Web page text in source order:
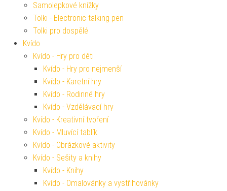
Samolepkové knížky
Tolki - Electronic talking pen
Tolki pro dospělé
Kvído
Kvído - Hry pro děti
Kvído - Hry pro nejmenší
Kvído - Karetní hry
Kvído - Rodinné hry
Kvído - Vzdělávací hry
Kvído - Kreativní tvoření
Kvído - Mluvící tablík
Kvído - Obrázkové aktivity
Kvído - Sešity a knihy
Kvído - Knihy
Kvído - Omalovánky a vystřihovánky